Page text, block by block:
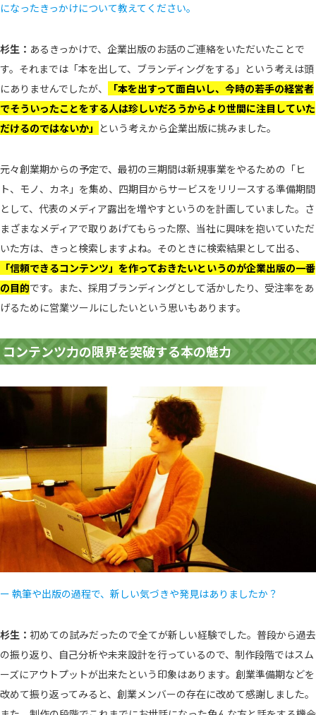
になったきっかけについて教えてください。
杉生： あるきっかけで、企業出版のお話のご連絡をいただいたことで
す。それまでは「本を出して、ブランディングをする」という考えは頭
にありませんでしたが、
「本を出すって面白いし、今時の若手の経営者
でそういったことをする人は珍しいだろうからより世間に注目していた
だけるのではないか」 という考えから企業出版に挑みました。
元々創業期からの予定で、最初の三期間は新規事業をやるための「ヒ
ト、モノ、カネ」を集め、四期目からサービスをリリースする準備期間
として、代表のメディア露出を増やすというのを計画していました。さ
まざまなメディアで取りあげてもらった際、当社に興味を抱いていただ
いた方は、きっと検索しますよね。そのときに検索結果として出る、
「信頼できるコンテンツ」を作っておきたいというのが企業出版の一番
の目的です。また、採用ブランディングとして活かしたり、受注率をあ
げるために営業ツールにしたいという思いもあります。
コンテンツ力の限界を突破する本の魅力
ー 執筆や出版の過程で、新しい気づきや発見はありましたか？
杉生： 初めての試みだったので全てが新しい経験でした。普段から過去
の振り返り、自己分析や未来設計を行っているので、制作段階ではスム
ーズにアウトプットが出来たという印象はあります。創業準備期などを
改めて振り返ってみると、創業メンバーの存在に改めて感謝しました。